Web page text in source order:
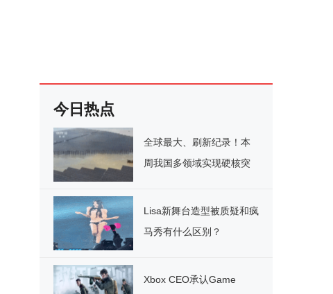
今日热点
全球最大、刷新纪录！本
周我国多领域实现硬核突
Lisa新舞台造型被质疑和疯
马秀有什么区别？
Xbox CEO承认Game